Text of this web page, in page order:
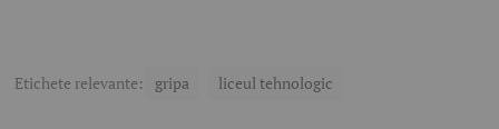
Etichete relevante: gripa liceul tehnologic